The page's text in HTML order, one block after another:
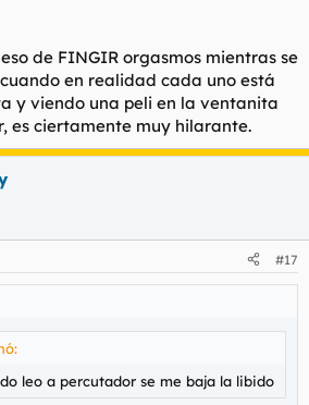
de FINGIR orgasmos mientras se
en realidad cada uno está
y viendo una peli en la ventanita
es ciertamente muy hilarante.
#17
leo a percutador se me baja la libido